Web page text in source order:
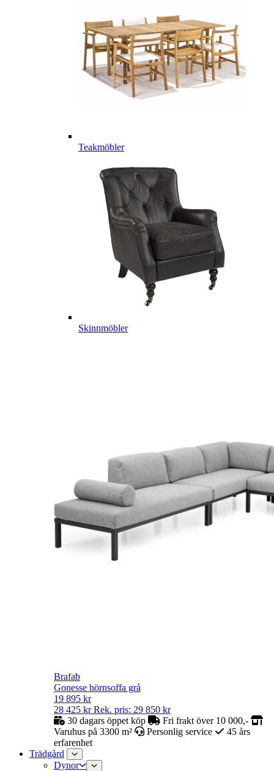
Teakmöbler
Skinnmöbler
Brafab
Gonesse hörnsoffa grå
19 895 kr
28 425 kr Rek. pris: 29 850 kr
30 dagars öppet köp
Fri frakt över 10 000,-
Varuhus på 3300 m²
Personlig service
45 års
erfarenhet
Trädgård
Dynor